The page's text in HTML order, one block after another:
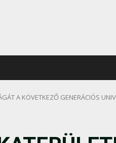
A KÖVETKEZŐ GENERÁCIÓS